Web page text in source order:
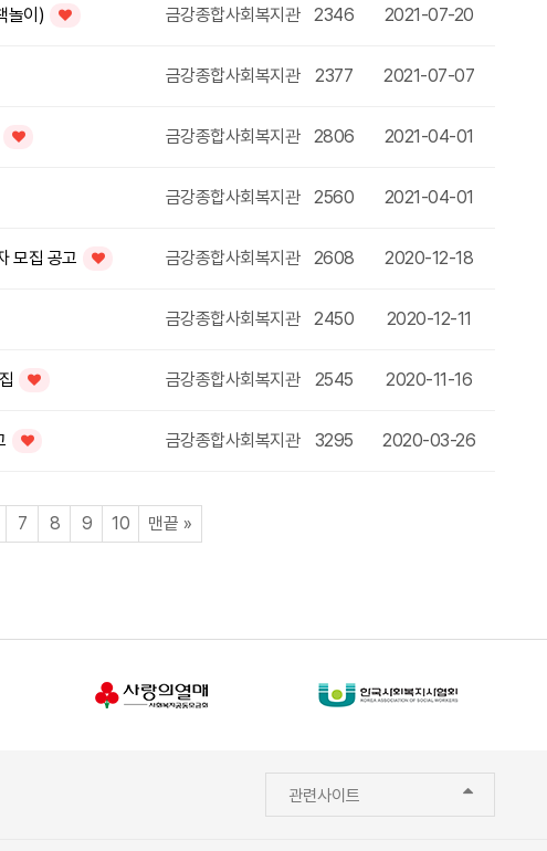
놀이)
인기글
금강종합사회복지관 2346 2021-07-20
금강종합사회복지관 2377 2021-07-07
인기글
금강종합사회복지관 2806 2021-04-01
금강종합사회복지관 2560 2021-04-01
모집 공고
인기글
금강종합사회복지관 2608 2020-12-18
금강종합사회복지관 2450 2020-12-11
인기글
금강종합사회복지관 2545 2020-11-16
인기글
금강종합사회복지관 3295 2020-03-26
이지
7페이지
8페이지
9페이지
10페이지
맨끝 페이지
»
관련사이트